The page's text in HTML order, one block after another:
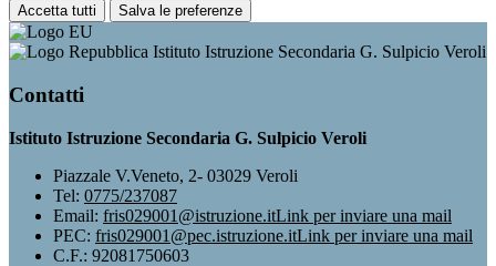
Accetta tutti Salva le preferenze
Istituto Istruzione Secondaria G. Sulpicio Veroli
Contatti
Istituto Istruzione Secondaria G. Sulpicio Veroli
Piazzale V.Veneto, 2- 03029 Veroli
Tel: 0775/237087
Email: fris029001@istruzione.itLink per inviare una mail
PEC: fris029001@pec.istruzione.itLink per inviare una mail
C.F.: 92081750603